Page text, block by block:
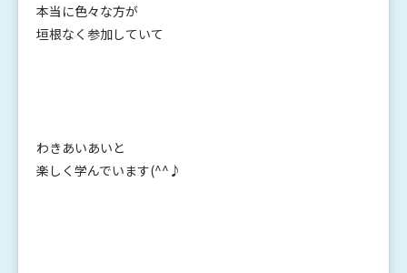
本当に色々な方が
垣根なく参加していて
わきあいあいと
楽しく学んでいます(^^♪